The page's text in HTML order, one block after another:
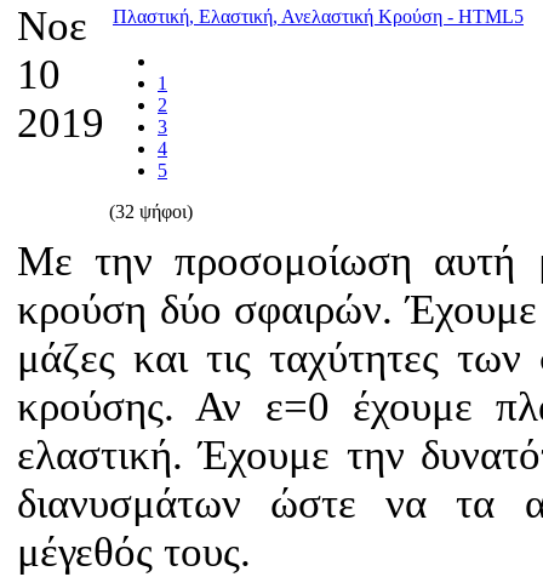
Νοε
10
2019
Πλαστική, Ελαστική, Ανελαστική Κρούση - HTML5
1
2
3
4
5
(32 ψήφοι)
Με την προσομοίωση αυτή
κρούση δύο σφαιρών. Έχουμε
μάζες και τις ταχύτητες
κρούσης. Αν ε=0 έχουμε
ελαστική. Έχουμε την
διανυσμάτων ώστε να τα
μέγεθός τους.